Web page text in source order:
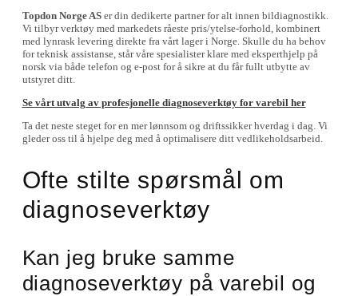
Topdon Norge ASer din dedikerte partner for alt innen bildiagnostikk.
Vi tilbyr verktøy med markedets råeste pris/ytelse-forhold, kombinert
med lynrask levering direkte fra vårt lager i Norge. Skulle du ha behov
for teknisk assistanse, står våre spesialister klare med eksperthjelp på
norsk via både telefon og e-post for å sikre at du får fullt utbytte av
utstyret ditt.
Se vårt utvalg av profesjonelle diagnoseverktøy for varebil her
Ta det neste steget for en mer lønnsom og driftssikker hverdag i dag. Vi
gleder oss til å hjelpe deg med å optimalisere ditt vedlikeholdsarbeid.
Ofte stilte spørsmål om
diagnoseverktøy
Kan jeg bruke samme
diagnoseverktøy på varebil og